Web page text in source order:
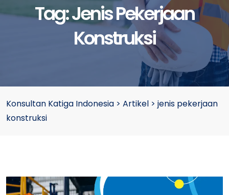
Tag:Jenis Pekerjaan
Konstruksi
Konsultan Katiga Indonesia > Artikel > jenis pekerjaan
konstruksi